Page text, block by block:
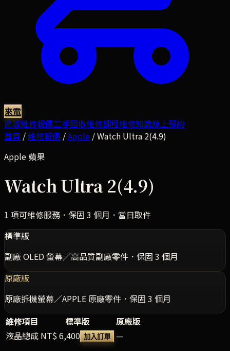
來電
商城維修報價二手回收維修課程維修知識線上預約
首頁 /維修報價 /Apple /Watch Ultra 2(4.9)
Apple 蘋果
Watch Ultra 2(4.9)
1 項可維修服務．保固 3 個月．當日取件
標準版
副廠 OLED 螢幕／高品質副廠零件．保固 3 個月
原廠版
原廠拆機螢幕／APPLE 原廠零件．保固 3 個月
維修項目
標準版
原廠版
液晶總成 NT$ 6,400 加入訂單
—